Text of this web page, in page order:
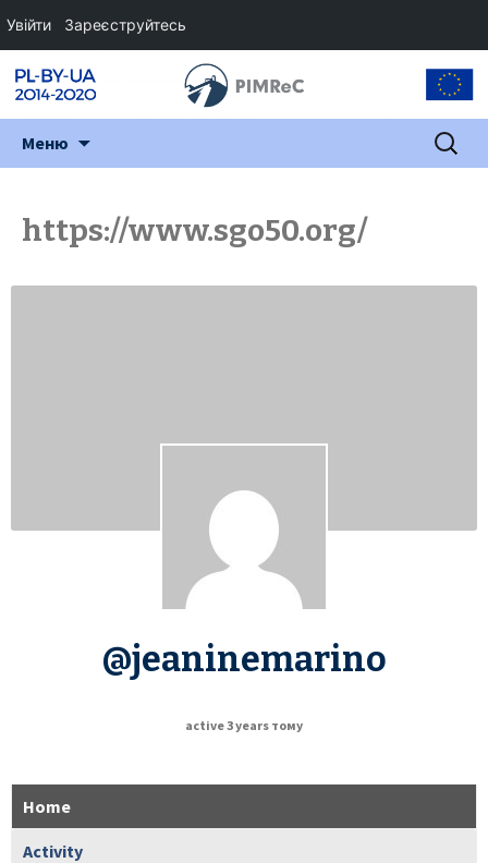
Меню Пошук:
https://www.sgo50.org/
@jeaninemarino
active 3 years тому
Home
Activity
Увійти Зареєструйтесь